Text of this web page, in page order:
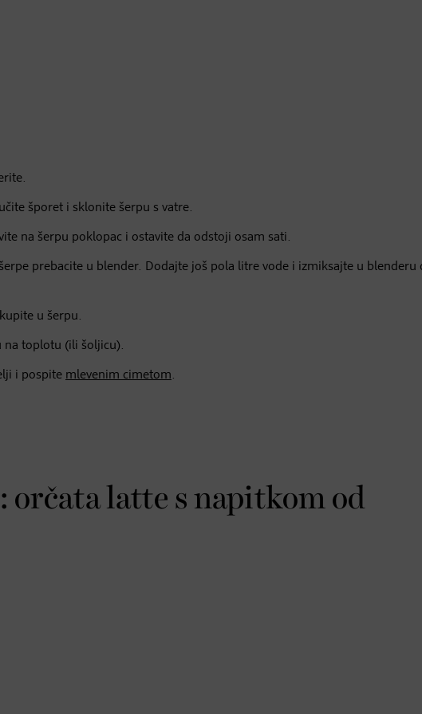
šporet i sklonite šerpu s vatre.
na šerpu poklopac i ostavite da odstoji osam sati.
prebacite u blender. Dodajte još pola litre vode i izmiksajte u blenderu
u šerpu.
na toplotu (ili šoljicu).
i pospite mlevenim cimetom.
orčata latte s napitkom od